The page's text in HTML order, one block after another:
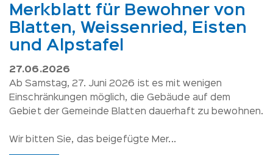
Merkblatt für Bewohner von
Blatten, Weissenried, Eisten
und Alpstafel
27.06.2026
Ab Samstag, 27. Juni 2026 ist es mit wenigen
Einschränkungen möglich, die Gebäude auf dem
Gebiet der Gemeinde Blatten dauerhaft zu bewohnen.
Wir bitten Sie, das beigefügte Mer...